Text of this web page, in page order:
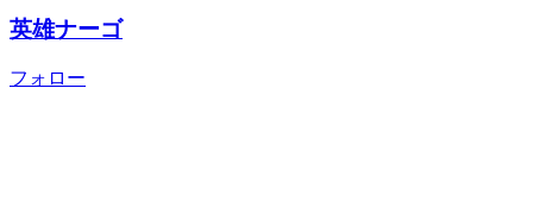
英雄ナーゴ
フォロー